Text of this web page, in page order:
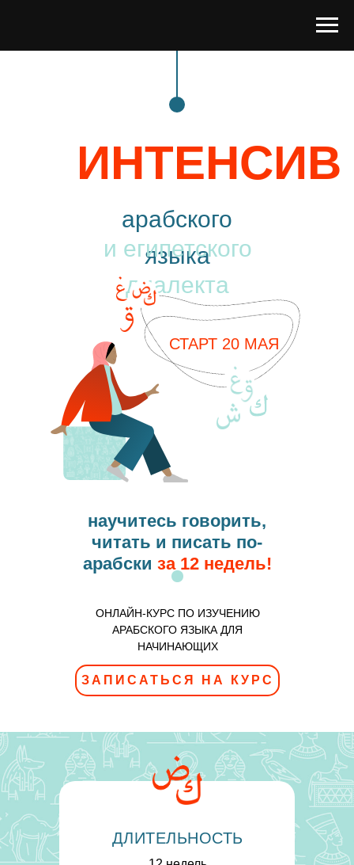
ОНЛАЙН-КУРС ПО ИЗУЧЕНИЮ
АРАБСКОГО ЯЗЫКА ДЛЯ
НАЧИНАЮЩИХ
научитесь говорить,
читать и писать по-
арабски за 12 недель!
ЗАПИСАТЬСЯ НА КУРС
ИНТЕНСИВ
арабского
языка
и египетского
диалекта
СТАРТ 20 МАЯ
ДЛИТЕЛЬНОСТЬ